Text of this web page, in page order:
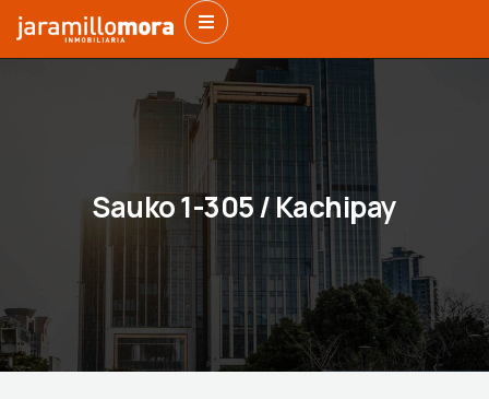
Sauko 1-305 / Kachipay